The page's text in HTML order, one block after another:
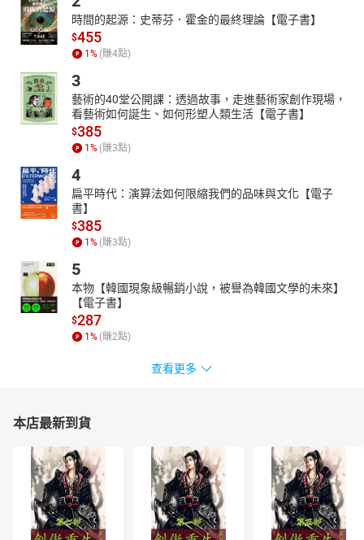
時間的起源：史蒂芬．霍金的最終理論【電子書】
$455
1% (賺4點)
3
藝術的40堂公開課：透過故事，走進藝術家創作現場，
看藝術如何誕生、如何形塑人類生活【電子書】
$385
1% (賺3點)
4
扁平時代：演算法如何限縮我們的品味與文化【電子
書】
$385
1% (賺3點)
5
本物【韓國現象級暢銷小說，被譽為韓國文學的未來】
【電子書】
$287
1% (賺2點)
查看更多
本店最新到貨